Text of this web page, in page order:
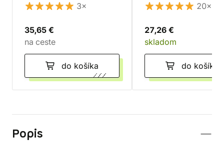
3×
35,65 €
na ceste
do košíka
20×
27,26 €
skladom
do košíka
Popis